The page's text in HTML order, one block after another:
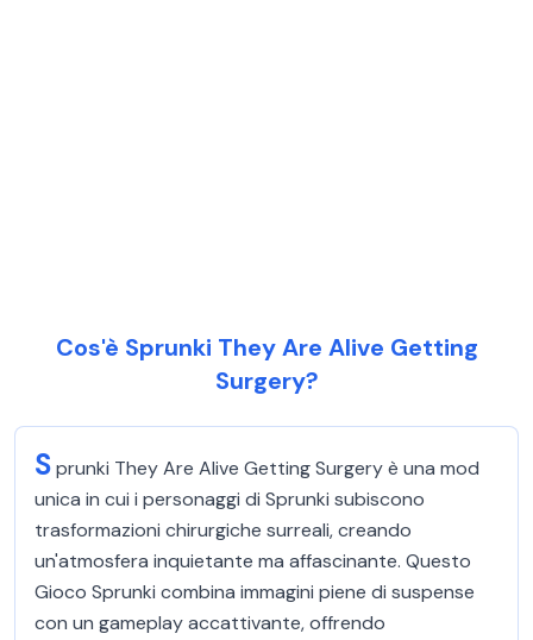
Cos'è Sprunki They Are Alive Getting
Surgery?
Sprunki They Are Alive Getting Surgery è una mod
unica in cui i personaggi di Sprunki subiscono
trasformazioni chirurgiche surreali, creando
un'atmosfera inquietante ma affascinante. Questo
Gioco Sprunki combina immagini piene di suspense
con un gameplay accattivante, offrendo